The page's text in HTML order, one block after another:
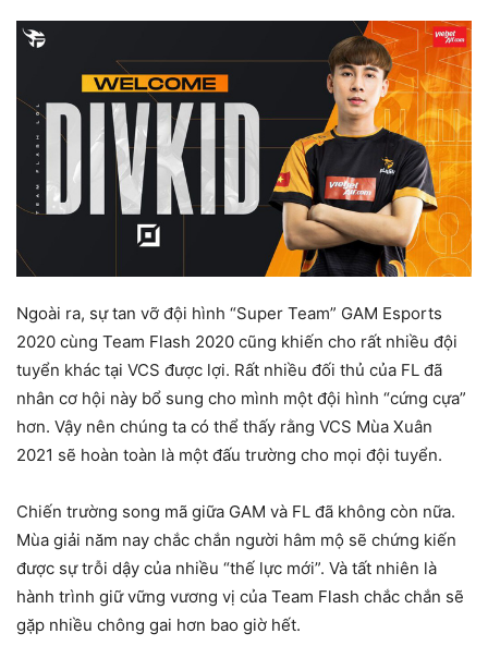
Ngoài ra, sự tan vỡ đội hình “Super Team” GAM Esports
2020 cùng Team Flash 2020 cũng khiến cho rất nhiều đội
tuyển khác tại VCS được lợi. Rất nhiều đối thủ của FL đã
nhân cơ hội này bổ sung cho mình một đội hình “cứng cựa”
hơn. Vậy nên chúng ta có thể thấy rằng VCS Mùa Xuân
2021 sẽ hoàn toàn là một đấu trường cho mọi đội tuyển.
Chiến trường song mã giữa GAM và FL đã không còn nữa.
Mùa giải năm nay chắc chắn người hâm mộ sẽ chứng kiến
được sự trỗi dậy của nhiều “thế lực mới”. Và tất nhiên là
hành trình giữ vững vương vị của Team Flash chắc chắn sẽ
gặp nhiều chông gai hơn bao giờ hết.